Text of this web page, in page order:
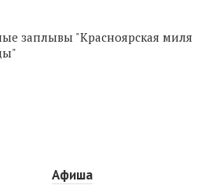
заплывы "Красноярская миля
Афиша